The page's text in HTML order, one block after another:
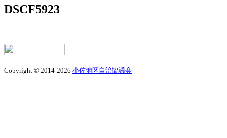
DSCF5923
Copyright © 2014-2026 小佐地区自治協議会